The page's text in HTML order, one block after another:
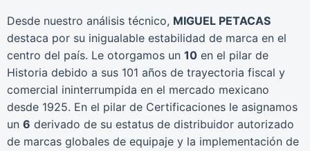
Desde nuestro análisis técnico, MIGUEL PETACAS
destaca por su inigualable estabilidad de marca en el
centro del país. Le otorgamos un 10 en el pilar de
Historia debido a sus 101 años de trayectoria fiscal y
comercial ininterrumpida en el mercado mexicano
desde 1925. En el pilar de Certificaciones le asignamos
un 6 derivado de su estatus de distribuidor autorizado
de marcas globales de equipaje y la implementación de